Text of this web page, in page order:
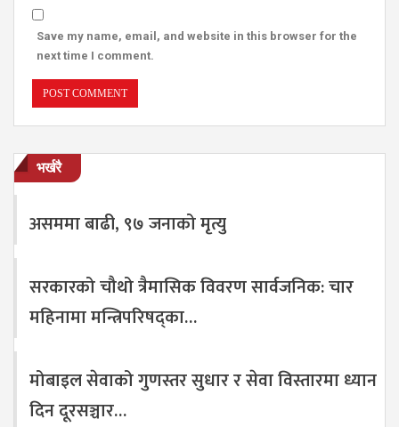
Save my name, email, and website in this browser for the
next time I comment.
भर्खरै
असममा बाढी, ९७ जनाको मृत्यु
सरकारको चौथो त्रैमासिक विवरण सार्वजनिक: चार
महिनामा मन्त्रिपरिषद्का…
मोबाइल सेवाको गुणस्तर सुधार र सेवा विस्तारमा ध्यान
दिन दूरसञ्चार…